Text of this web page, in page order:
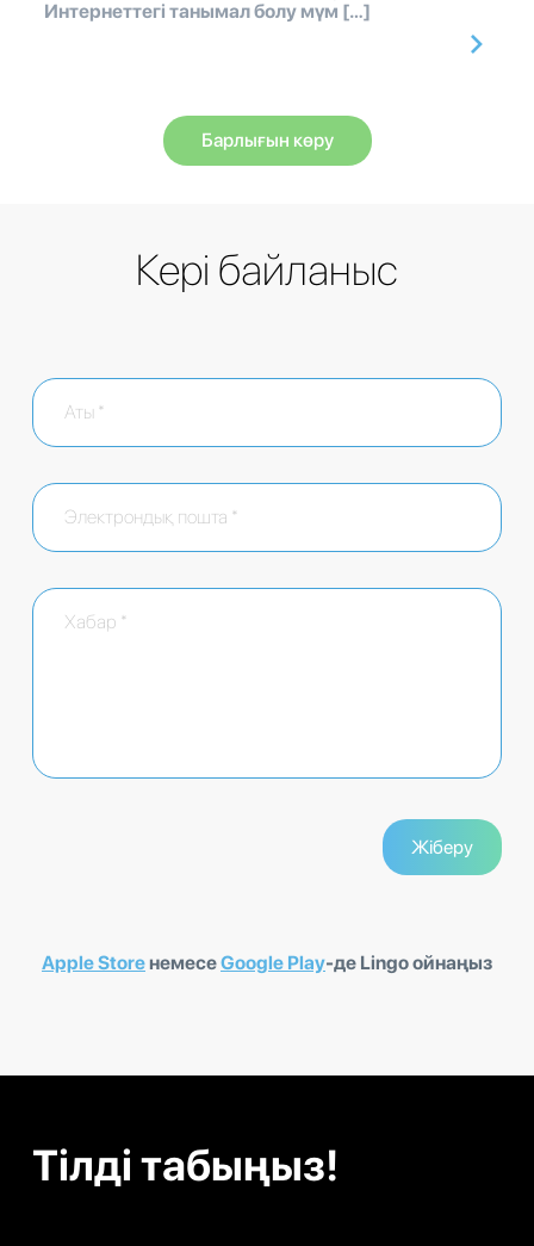
Интернеттегі танымал болу мүм […]
Барлығын көру
Кері байланыс
Apple StoreнемесеGoogle Play-де Lingo ойнаңыз
Тілді табыңыз!